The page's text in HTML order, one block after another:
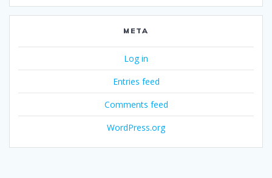
META
Log in
Entries feed
Comments feed
WordPress.org